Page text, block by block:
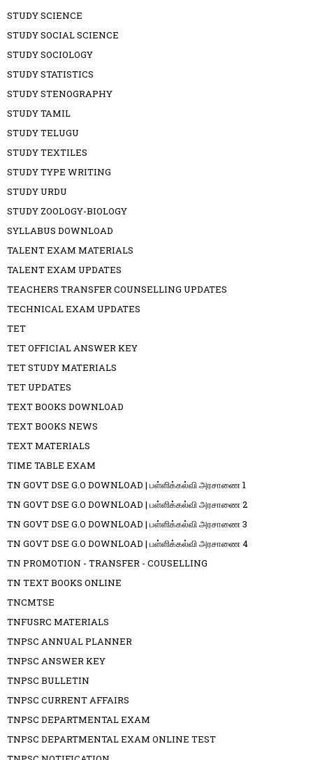
STUDY SCIENCE
STUDY SOCIAL SCIENCE
STUDY SOCIOLOGY
STUDY STATISTICS
STUDY STENOGRAPHY
STUDY TAMIL
STUDY TELUGU
STUDY TEXTILES
STUDY TYPE WRITING
STUDY URDU
STUDY ZOOLOGY-BIOLOGY
SYLLABUS DOWNLOAD
TALENT EXAM MATERIALS
TALENT EXAM UPDATES
TEACHERS TRANSFER COUNSELLING UPDATES
TECHNICAL EXAM UPDATES
TET
TET OFFICIAL ANSWER KEY
TET STUDY MATERIALS
TET UPDATES
TEXT BOOKS DOWNLOAD
TEXT BOOKS NEWS
TEXT MATERIALS
TIME TABLE EXAM
TN GOVT DSE G.O DOWNLOAD | பள்ளிக்கல்வி அரசாணை 1
TN GOVT DSE G.O DOWNLOAD | பள்ளிக்கல்வி அரசாணை 2
TN GOVT DSE G.O DOWNLOAD | பள்ளிக்கல்வி அரசாணை 3
TN GOVT DSE G.O DOWNLOAD | பள்ளிக்கல்வி அரசாணை 4
TN PROMOTION - TRANSFER - COUSELLING
TN TEXT BOOKS ONLINE
TNCMTSE
TNFUSRC MATERIALS
TNPSC ANNUAL PLANNER
TNPSC ANSWER KEY
TNPSC BULLETIN
TNPSC CURRENT AFFAIRS
TNPSC DEPARTMENTAL EXAM
TNPSC DEPARTMENTAL EXAM ONLINE TEST